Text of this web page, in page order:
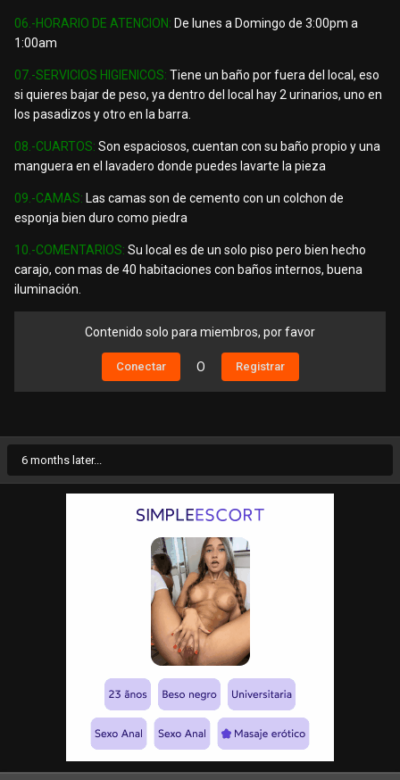
06.-HORARIO DE ATENCION: De lunes a Domingo de 3:00pm a
1:00am
07.-SERVICIOS HIGIENICOS: Tiene un baño por fuera del local, eso
si quieres bajar de peso, ya dentro del local hay 2 urinarios, uno en
los pasadizos y otro en la barra.
08.-CUARTOS: Son espaciosos, cuentan con su baño propio y una
manguera en el lavadero donde puedes lavarte la pieza
09.-CAMAS: Las camas son de cemento con un colchon de
esponja bien duro como piedra
10.-COMENTARIOS: Su local es de un solo piso pero bien hecho
carajo, con mas de 40 habitaciones con baños internos, buena
iluminación.
Contenido solo para miembros, por favor
Conectar O Registrar
6 months later...